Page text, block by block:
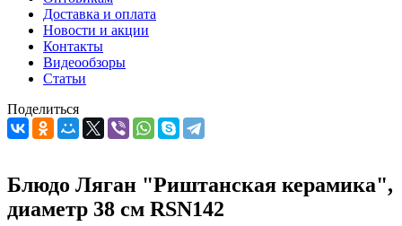
Доставка и оплата
Новости и акции
Контакты
Видеообзоры
Статьи
Поделиться
Блюдо Ляган "Риштанская керамика",
диаметр 38 см RSN142